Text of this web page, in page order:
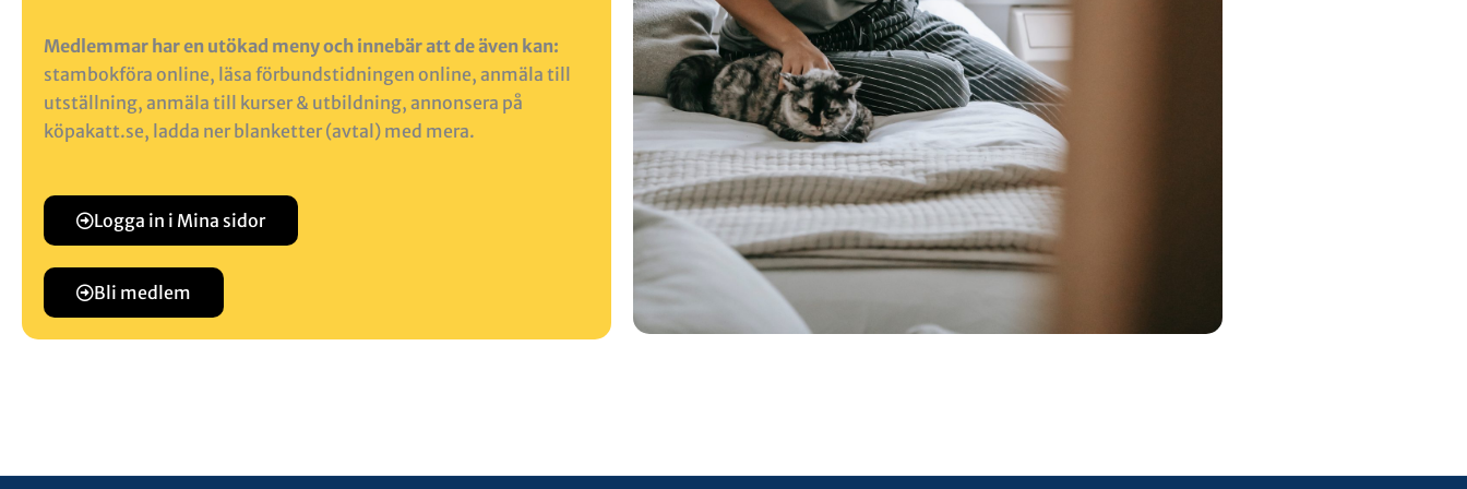
Medlemmar har en utökad meny och innebär att de även kan:
stambokföra online, l äsa förbundstidningen online, anmäla till
utställning, anmäla till kurser & utbildning, annonsera på
köpakatt.se, ladda ner blanketter (avtal) med mera.
Logga in i Mina sidor
Bli medlem